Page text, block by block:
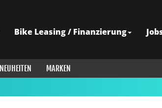
Bike Leasing / Finanzierung
NEUHEITEN
MARKEN